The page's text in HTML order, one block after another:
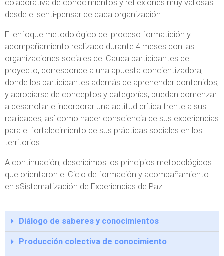
colaborativa de conocimientos y reflexiones muy valiosas
desde el senti-pensar de cada organización.
El enfoque metodológico del proceso formatición y
acompañamiento realizado durante 4 meses con las
organizaciones sociales del Cauca participantes del
proyecto, corresponde a una apuesta concientizadora,
donde los participantes además de aprehender contenidos,
y apropiarse de conceptos y categorías, puedan comenzar
a desarrollar e incorporar una actitud crítica frente a sus
realidades, así como hacer consciencia de sus experiencias
para el fortalecimiento de sus prácticas sociales en los
territorios.
A continuación, describimos los principios metodológicos
que orientaron el Ciclo de formación y acompañamiento
en sSistematización de Experiencias de Paz:
Diálogo de saberes y conocimientos
Producción colectiva de conocimiento